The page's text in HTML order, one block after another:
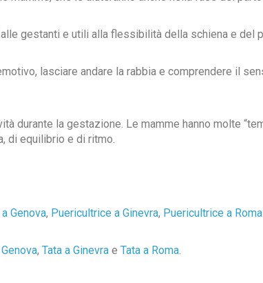
gestanti e utili alla flessibilità della schiena e del
lasciare andare la rabbia e comprendere il
durante la gestazione. Le mamme hanno molte
di equilibrio e di ritmo.
Genova, Puericultrice a Ginevra, Puericultrice a Roma
, Tata a Ginevra e Tata a Roma